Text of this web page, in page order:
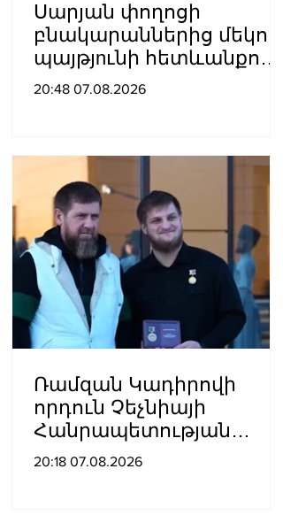
Սարյան փողոցի
բնակարաններից մեկում
պայթյnւնի հետևանքով
55-ամյա տղամարդը
հիվանդանոց
20:48 07.08.2026
Ռամզան Կադիրովի
որդուն Չեչնիայի
Հանրապետության
հերոսի կոչում են
20:18 07.08.2026